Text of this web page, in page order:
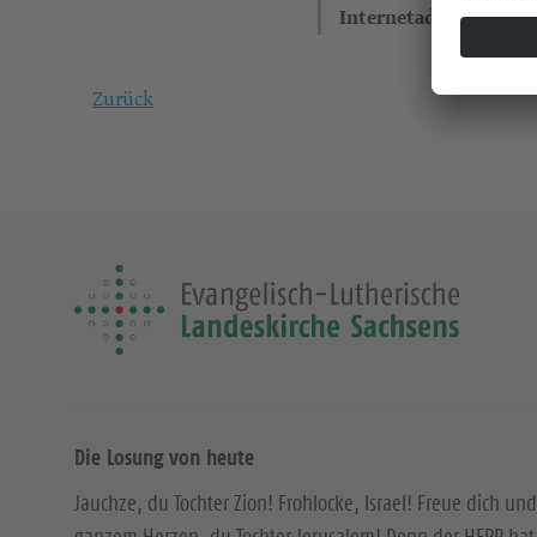
Internetadresse
Zurück
Die Losung von heute
Jauchze, du Tochter Zion! Frohlocke, Israel! Freue dich